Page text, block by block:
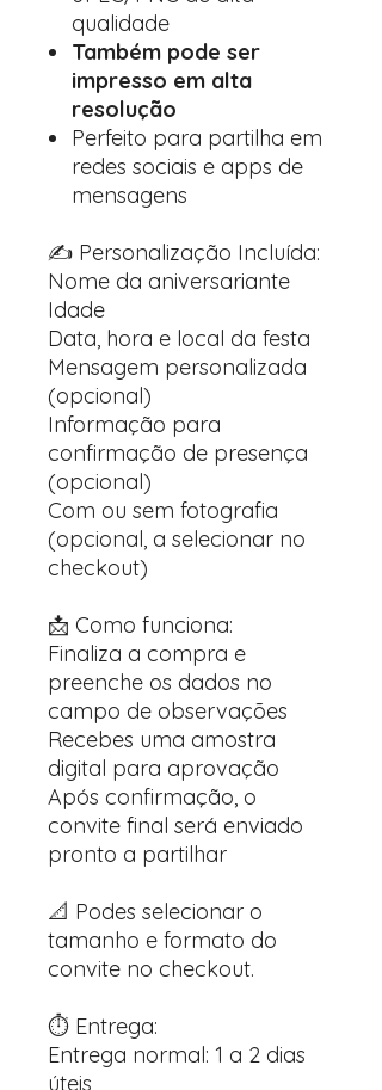
qualidade
Também pode ser
impresso em alta
resolução
Perfeito para partilha em
redes sociais e apps de
mensagens
✍️ Personalização Incluída:
Nome da aniversariante
Idade
Data, hora e local da festa
Mensagem personalizada
(opcional)
Informação para
confirmação de presença
(opcional)
Com ou sem fotografia
(opcional, a selecionar no
checkout)
📩 Como funciona:
Finaliza a compra e
preenche os dados no
campo de observações
Recebes uma amostra
digital para aprovação
Após confirmação, o
convite final será enviado
pronto a partilhar
📐 Podes selecionar o
tamanho e formato do
convite no checkout.
⏱️ Entrega:
Entrega normal: 1 a 2 dias
úteis